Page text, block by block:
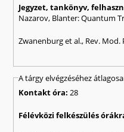
Jegyzet, tankönyv,
Nazarov, Blanter: Quantum
Zwanenburg et al., Rev. Mod.
A tárgy elvégzéséhez
Kontakt óra:28
Félévközi felkészülés